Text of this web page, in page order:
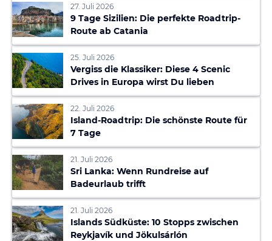
27. Juli 2026
9 Tage Sizilien: Die perfekte Roadtrip-
Route ab Catania
25. Juli 2026
Vergiss die Klassiker: Diese 4 Scenic
Drives in Europa wirst Du lieben
22. Juli 2026
Island-Roadtrip: Die schönste Route für
7 Tage
21. Juli 2026
Sri Lanka: Wenn Rundreise auf
Badeurlaub trifft
21. Juli 2026
Islands Südküste: 10 Stopps zwischen
Reykjavík und Jökulsárlón